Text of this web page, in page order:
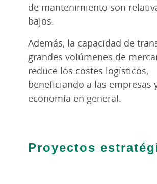
de mantenimiento son
bajos.
Además, la capacidad de
grandes volúmenes de
reduce los costes logísticos,
beneficiando a las empresas
economía en general.
Proyectos